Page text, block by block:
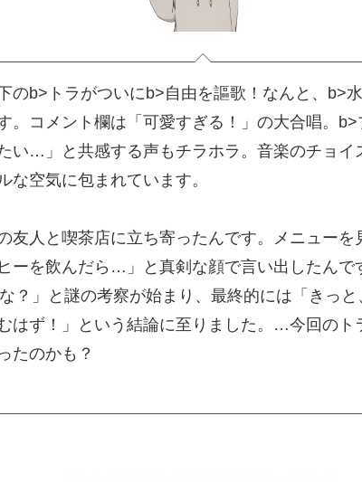
のb>トラがついにb>自由を謳歌！なんと、b>
。コメント欄は「可愛すぎる！」の大合唱。
い…」と共感する声もチラホラ。音楽のチョイ
な空気に包まれています。
友人と喫茶店に立ち寄ったんです。メニュー
ヒーを飲んだら…」と真剣な顔で言い出したん
？」と謎の考察が始まり、最終的には「きっと
はず！」という結論に至りました。…今回のト
たのかも？